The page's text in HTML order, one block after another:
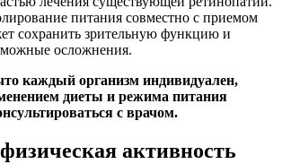
питания совместно с приемом
сохранить зрительную функцию и
осложнения.
каждый организм индивидуален,
диеты и режима питания
с врачом.
активность